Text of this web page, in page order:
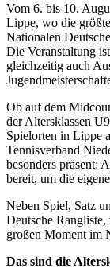
Vom 6. bis 10.
Lippe, wo die
Nationalen
Die Veranstaltung
gleichzeitig auch
Ob auf dem
der Altersklassen
Spielorten in Lippe
Tennisverband
besonders präsent:
bereit, um die
Neben Spiel, Satz
Deutsche
großen Moment im
Das sind die